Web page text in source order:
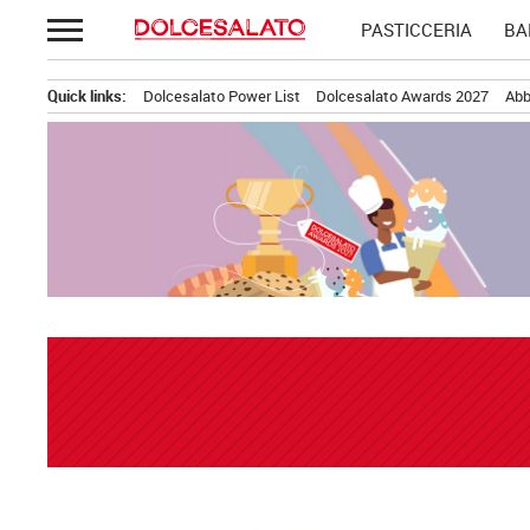
Passa
al
PASTICCERIA
Quick links: Dolcesalato Power List Dolcesalato Awards 2027